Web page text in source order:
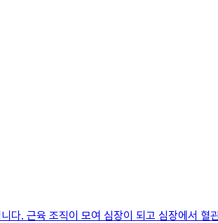
. 근육 조직이 모여 심장이 되고 심장에서